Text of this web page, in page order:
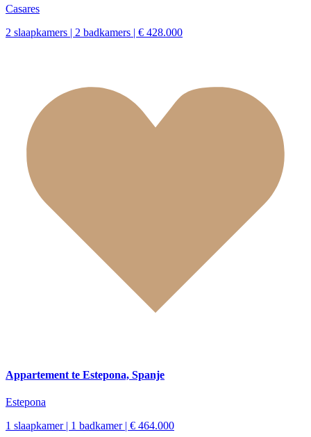
Casares
2 slaapkamers | 2 badkamers | € 428.000
Appartement te Estepona, Spanje
Estepona
1 slaapkamer | 1 badkamer | € 464.000